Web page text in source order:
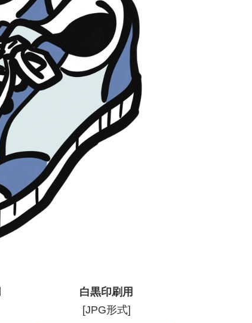
白黒印刷用
[JPG形式]